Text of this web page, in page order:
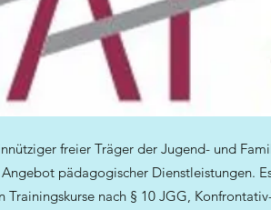
freier Träger der Jugend- und
Angebot pädagogischer Dienstleistungen.
Trainingskurse nach § 10 JGG,